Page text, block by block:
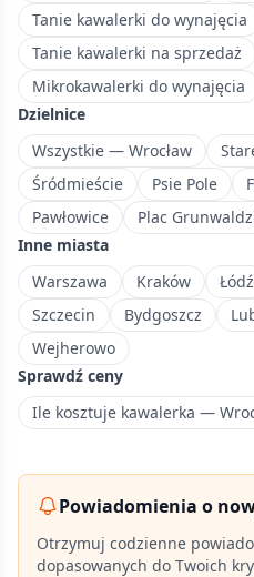
inwestycja
pod
wynajem.
Dzielnica
mieszkaniowa
w
zachodniej
części
Wrocławia.
Tanie kawalerki do wynajęcia
Tanie kawalerki na sprzedaż
Mikrokawalerki do wynajęcia
Dzielnice
Wszystkie — Wrocław
Śródmieście
Psie Pole
Pawłowice
Plac
Inne miasta
Warszawa
Kraków Łódź
Szczecin
Bydgoszcz
Wejherowo
Sprawdź ceny
Ile kosztuje kawalerka —
Powiadomienia o
Otrzymuj codzienne
dopasowanych do Twoich